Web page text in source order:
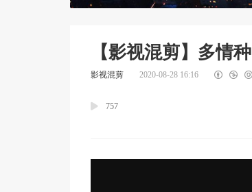
【影视混剪】多情种
影视混剪 2020-08-28 16:16
757